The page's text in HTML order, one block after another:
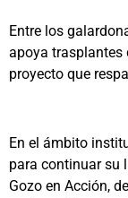
Entre los
apoya trasplantes
proyecto que
En el ámbito
para continuar su
Gozo en Acción,